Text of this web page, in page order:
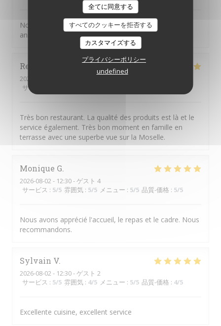
全てに同意する
すべてのクッキーを拒否する
カスタマイズする
プライバシーポリシー
undefined
Nous choisissons chaque année la JV pour fêter notre
anniverssaire de mariage
Reine
2026-08-01
サービス
Très bon restaurant. La qualité des produits est là et le
service également. Très bon moment en famille en
terrasse avec une superbe vue sur la Moselle.
Monique G
2026-08-02 - 12:30 - ゲスト 4
サービス : 5/5 雰囲気 : 5/5 メニュー : 5/5 品質-価格 : 5/5
Nous avons apprécié l'accueil, le repas et le cadre. Nous
recommandons.
Sylvain V
2026-08-02 - 12:30 - ゲスト 2
サービス : 5/5 雰囲気 : 4/5 メニュー : 5/5 品質-価格 : 4/5
Excellente cuisine, excellent service